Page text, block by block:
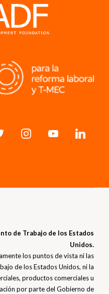
de Trabajo de los Estados
Unidos.
los puntos de vista ni las
de los Estados Unidos, ni la
productos comerciales u
por parte del Gobierno de